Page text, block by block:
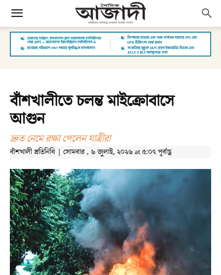
বাঁশখালীতে চলন্ত মাইক্রোবাসে
আগুন
দ্রুত নেমে রক্ষা পেলেন যাত্রীরা
বাঁশখালী প্রতিনিধি | সোমবার , ৬ জুলাই, ২০২৬ at ৫:০৭ পূর্বাহ্ণ